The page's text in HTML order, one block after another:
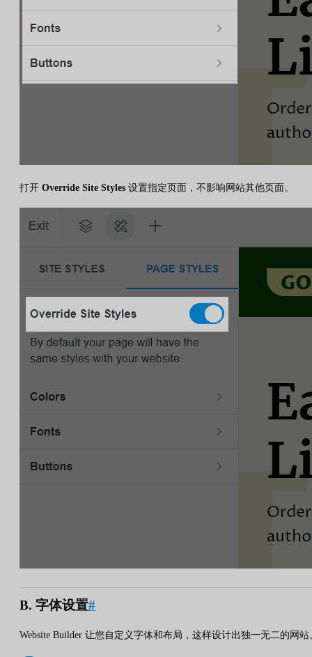
打开 Override Site Styles 设置指定页面，不影响网站其他页面。
B. 字体设置#
Website Builder 让您自定义字体和布局，这样设计出独一无二的网站